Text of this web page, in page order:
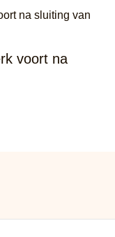
voort na